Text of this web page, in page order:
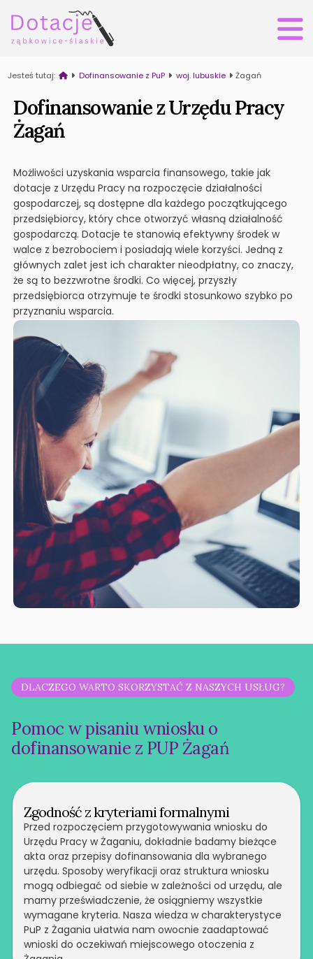
Jesteś tutaj: Dofinansowanie z PuP woj. lubuskie Żagań
Dofinansowanie z Urzędu Pracy
Żagań
Możliwości uzyskania wsparcia finansowego, takie jak
dotacje z Urzędu Pracy na rozpoczęcie działalności
gospodarczej, są dostępne dla każdego początkującego
przedsiębiorcy, który chce otworzyć własną działalność
gospodarczą. Dotacje te stanowią efektywny środek w
walce z bezrobociem i posiadają wiele korzyści. Jedną z
głównych zalet jest ich charakter nieodpłatny, co znaczy,
że są to bezzwrotne środki. Co więcej, przyszły
przedsiębiorca otrzymuje te środki stosunkowo szybko po
przyznaniu wsparcia.
DLACZEGO WARTO SKORZYSTAĆ Z NASZYCH USŁUG?
Pomoc w pisaniu wniosku o
dofinansowanie z PUP Żagań
Zgodność z kryteriami formalnymi
Przed rozpoczęciem przygotowywania wniosku do
Urzędu Pracy w Żaganiu, dokładnie badamy bieżące
akta oraz przepisy dofinansowania dla wybranego
urzędu. Sposoby weryfikacji oraz struktura wniosku
mogą odbiegać od siebie w zależności od urzędu, ale
mamy przeświadczenie, że osiągniemy wszystkie
wymagane kryteria. Nasza wiedza w charakterystyce
PuP z Żagania ułatwia nam owocnie zaadaptować
wnioski do oczekiwań miejscowego otoczenia z